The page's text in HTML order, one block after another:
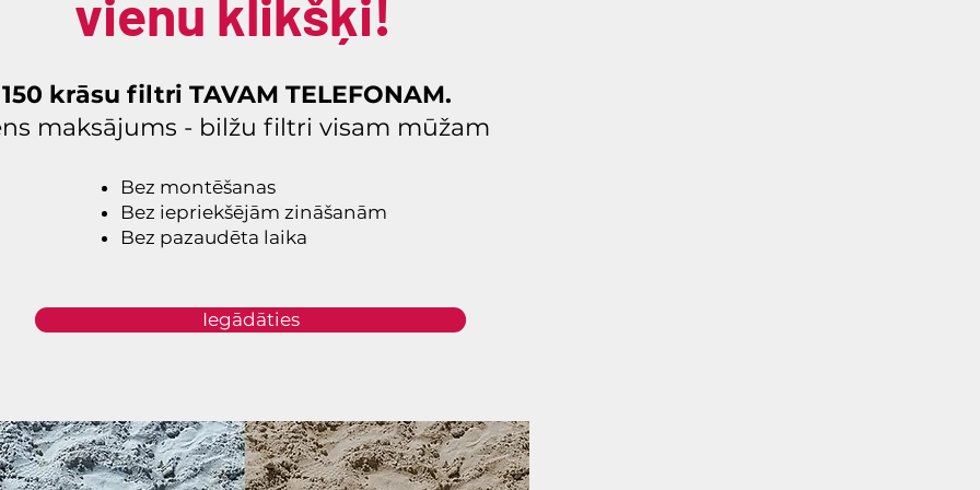
vienu klikšķi!
150 krāsu filtri TAVAM TELEFONAM.
maksājums - bilžu filtri visam mūžam
Bez montēšanas
Bez iepriekšējām zināšanām
Bez pazaudēta laika
Iegādāties